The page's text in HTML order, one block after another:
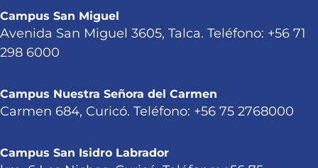
Campus San Miguel
Avenida San Miguel 3605, Talca. Teléfono: +56 71
298 6000
Campus Nuestra Señora del Carmen
Carmen 684, Curicó. Teléfono: +56 75 2768000
Campus San Isidro Labrador